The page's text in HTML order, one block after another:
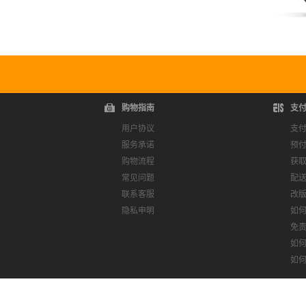
购物指南
用户协议
服务承诺
购物流程
常见问题
联系客服
隐私申明
支
支
预
获
配
改
如
免
如
如